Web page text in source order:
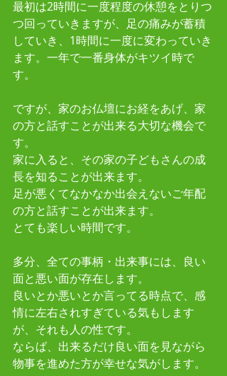
最初は2時間に一度程度の休憩をとりつ
つ回っていきますが、足の痛みが蓄積
していき、1時間に一度に変わっていき
ます。一年で一番身体がキツイ時で
す。
ですが、家のお仏壇にお経をあげ、家
の方と話すことが出来る大切な機会で
す。
家に入ると、その家の子どもさんの成
長を知ることが出来ます。
足が悪くてなかなか出会えないご年配
の方と話すことが出来ます。
とても楽しい時間です。
多分、全ての事柄・出来事には、良い
面と悪い面が存在します。
良いとか悪いとか言ってる時点で、感
情に左右されすぎている気もします
が、それも人の性です。
ならば、出来るだけ良い面を見ながら
物事を進めた方が幸せな気がします。